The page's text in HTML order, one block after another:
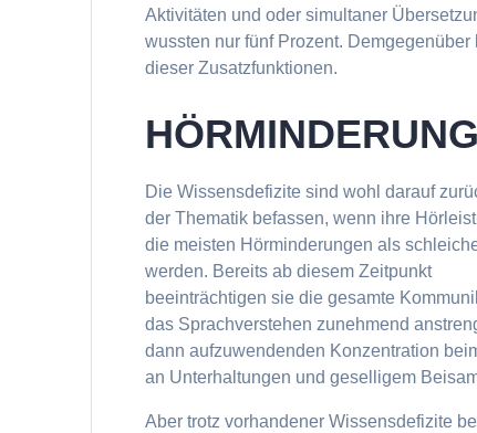
Aktivitäten und oder simultaner
wussten nur fünf Prozent.
dieser Zusatzfunktionen.
Die Wissensdefizite sind wohl darauf
der Thematik befassen, wenn ihre
die meisten Hörminderungen als
werden. Bereits ab diesem Zeitpunkt
beeinträchtigen sie die gesamte
das Sprachverstehen zunehmend
dann aufzuwendenden Konzentration
an Unterhaltungen und geselligem
Aber trotz vorhandener Wissensdefizite